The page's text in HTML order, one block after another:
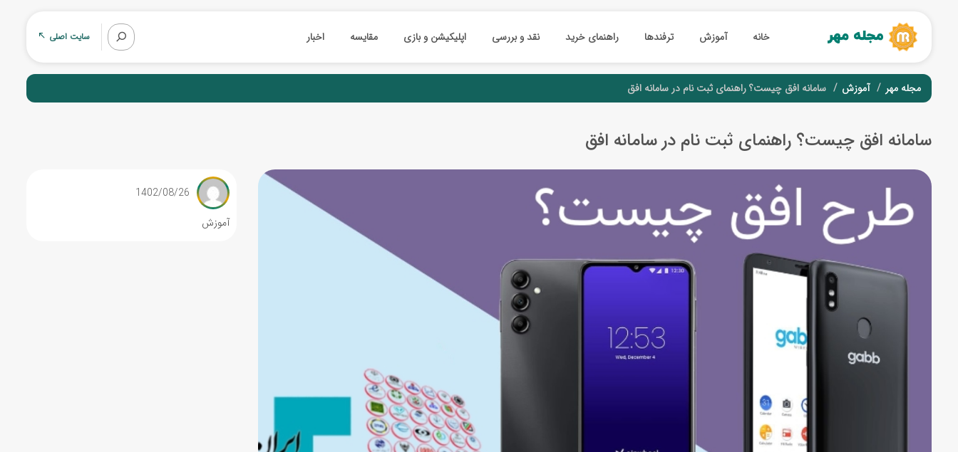
خانه آموزش ترفندها راهنمای خرید نقد و بررسی اپلیکیشن و بازی مقایسه اخبار سایت اصلی
مجله مهر آموزش سامانه افق چیست؟ راهنمای ثبت نام در سامانه افق
سامانه افق چیست؟ راهنمای ثبت نام در سامانه افق
1402/08/26
آموزش